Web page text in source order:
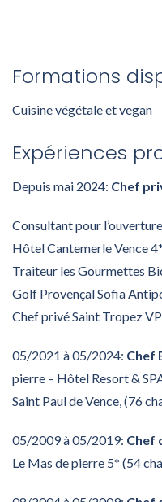
Formations
Cuisine végétale et vegan
Expériences
Depuis mai 2024: Chef
Consultant pour
Hôtel Cantemerle Vence 4*
Traiteur les Gourmettes
Golf Provençal Sofia
Chef privé Saint Tropez
05/2021 à 05/2024: Chef
pierre – Hôtel Resort &
Saint Paul de Vence, (76
05/2009 à 05/2019: Chef
Le Mas de pierre 5* (54